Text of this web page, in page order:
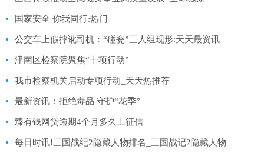
国家安全 你我同行:热门
公交车上假摔讹司机：“碰瓷”三人组现形:天天最资讯
津南区检察院聚焦“十项行动”
我市检察机关启动专项行动_天天热推荐
最新资讯：拒绝毒品 守护“花季”
臻有钱网贷逾期4个月多久上征信
每日时讯!三国战纪2隐藏人物排名_三国战记2隐藏人物